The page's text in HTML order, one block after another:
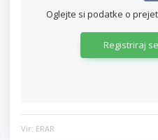
Oglejte si podatke o
Registriraj
Vir: ERAR